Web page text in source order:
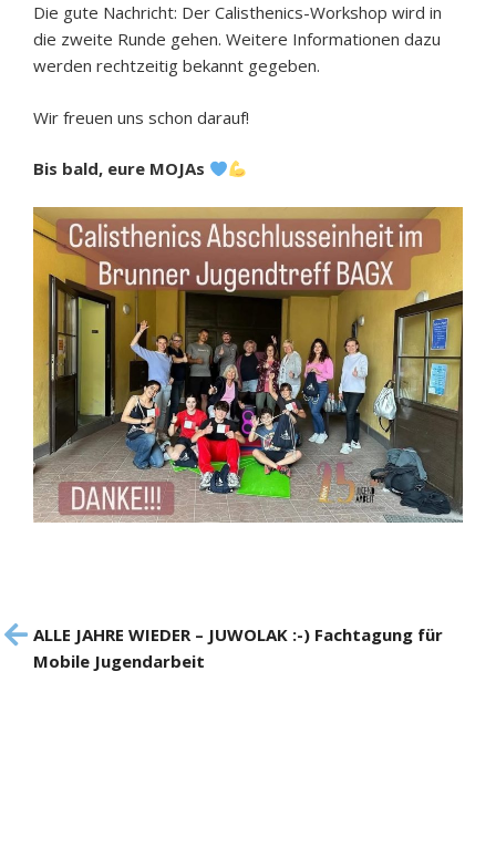
Die gute Nachricht: Der Calisthenics-Workshop wird in
die zweite Runde gehen. Weitere Informationen dazu
werden rechtzeitig bekannt gegeben.
Wir freuen uns schon darauf!
Bis bald, eure MOJAs
Beitrags-
Navigation
ALLE JAHRE WIEDER – JUWOLAK :-) Fachtagung für
Mobile Jugendarbeit